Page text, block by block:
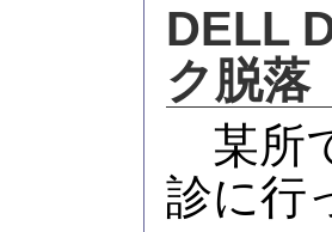
DELL
ク脱落
某所
診に行